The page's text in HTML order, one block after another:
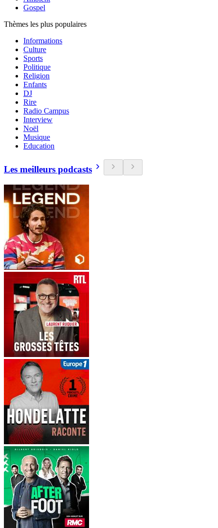
Gospel
Thèmes les plus populaires
Informations
Culture
Sports
Politique
Religion
Enfants
DJ
Rire
Radio Campus
Interview
Noël
Musique
Education
Les meilleurs podcasts